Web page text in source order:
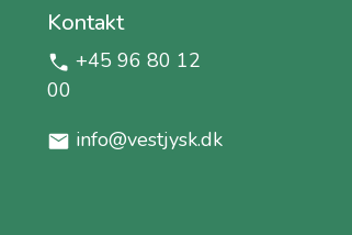
Kontakt
+45 96 80 12
00
info@vestjysk.dk